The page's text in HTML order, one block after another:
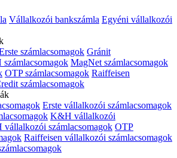
Vállalkozói bankszámla Egyéni vállalkozói
számlacsomagok Gránit
MagNet számlacsomagok
OTP számlacsomagok Raiffeisen
számlacsomagok
Erste vállalkozói számlacsomagok
K&H vállalkozói
vállalkozói számlacsomagok OTP
Raiffeisen vállalkozói számlacsomagok